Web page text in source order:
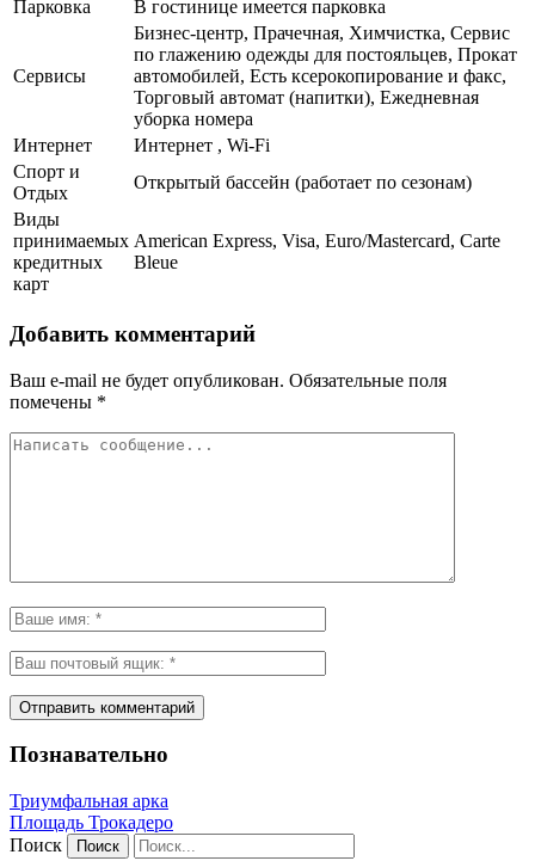
Парковка В гостинице имеется парковка
Сервисы
Бизнес-центр, Прачечная, Химчистка, Сервис
по глажению одежды для постояльцев, Прокат
автомобилей, Есть ксерокопирование и факс,
Торговый автомат (напитки), Ежедневная
уборка номера
Интернет
Интернет , Wi-Fi
Спорт и
Отдых
Открытый бассейн (работает по сезонам)
Виды
принимаемых
кредитных
карт
American Express, Visa, Euro/Mastercard, Carte
Bleue
Добавить комментарий
Ваш e-mail не будет опубликован. Обязательные поля
помечены *
Познавательно
Триумфальная арка
Площадь Трокадеро
Поиск